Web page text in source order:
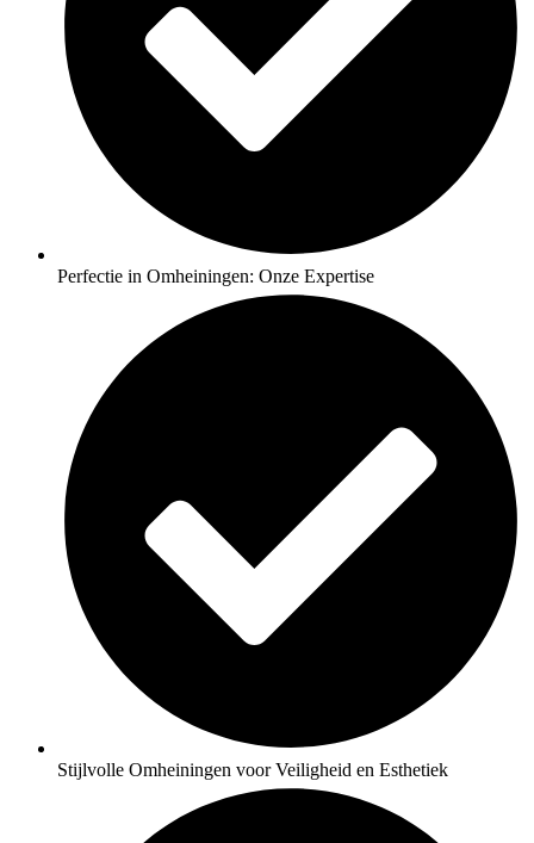
Perfectie in Omheiningen: Onze Expertise
Stijlvolle Omheiningen voor Veiligheid en Esthetiek